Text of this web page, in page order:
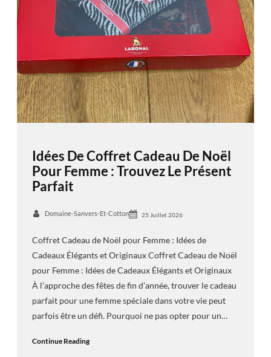
Idées De Coffret Cadeau De Noël
Pour Femme : Trouvez Le Présent
Parfait
Domaine-Sanvers-Et-Cotton 25 Juillet 2026
Coffret Cadeau de Noël pour Femme : Idées de
Cadeaux Élégants et Originaux Coffret Cadeau de Noël
pour Femme : Idées de Cadeaux Élégants et Originaux
À l’approche des fêtes de fin d’année, trouver le cadeau
parfait pour une femme spéciale dans votre vie peut
parfois être un défi. Pourquoi ne pas opter pour un…
Continue Reading